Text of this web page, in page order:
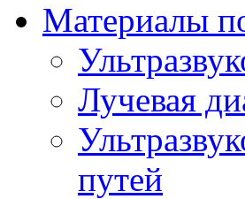
Материалы
Лучевая
путей